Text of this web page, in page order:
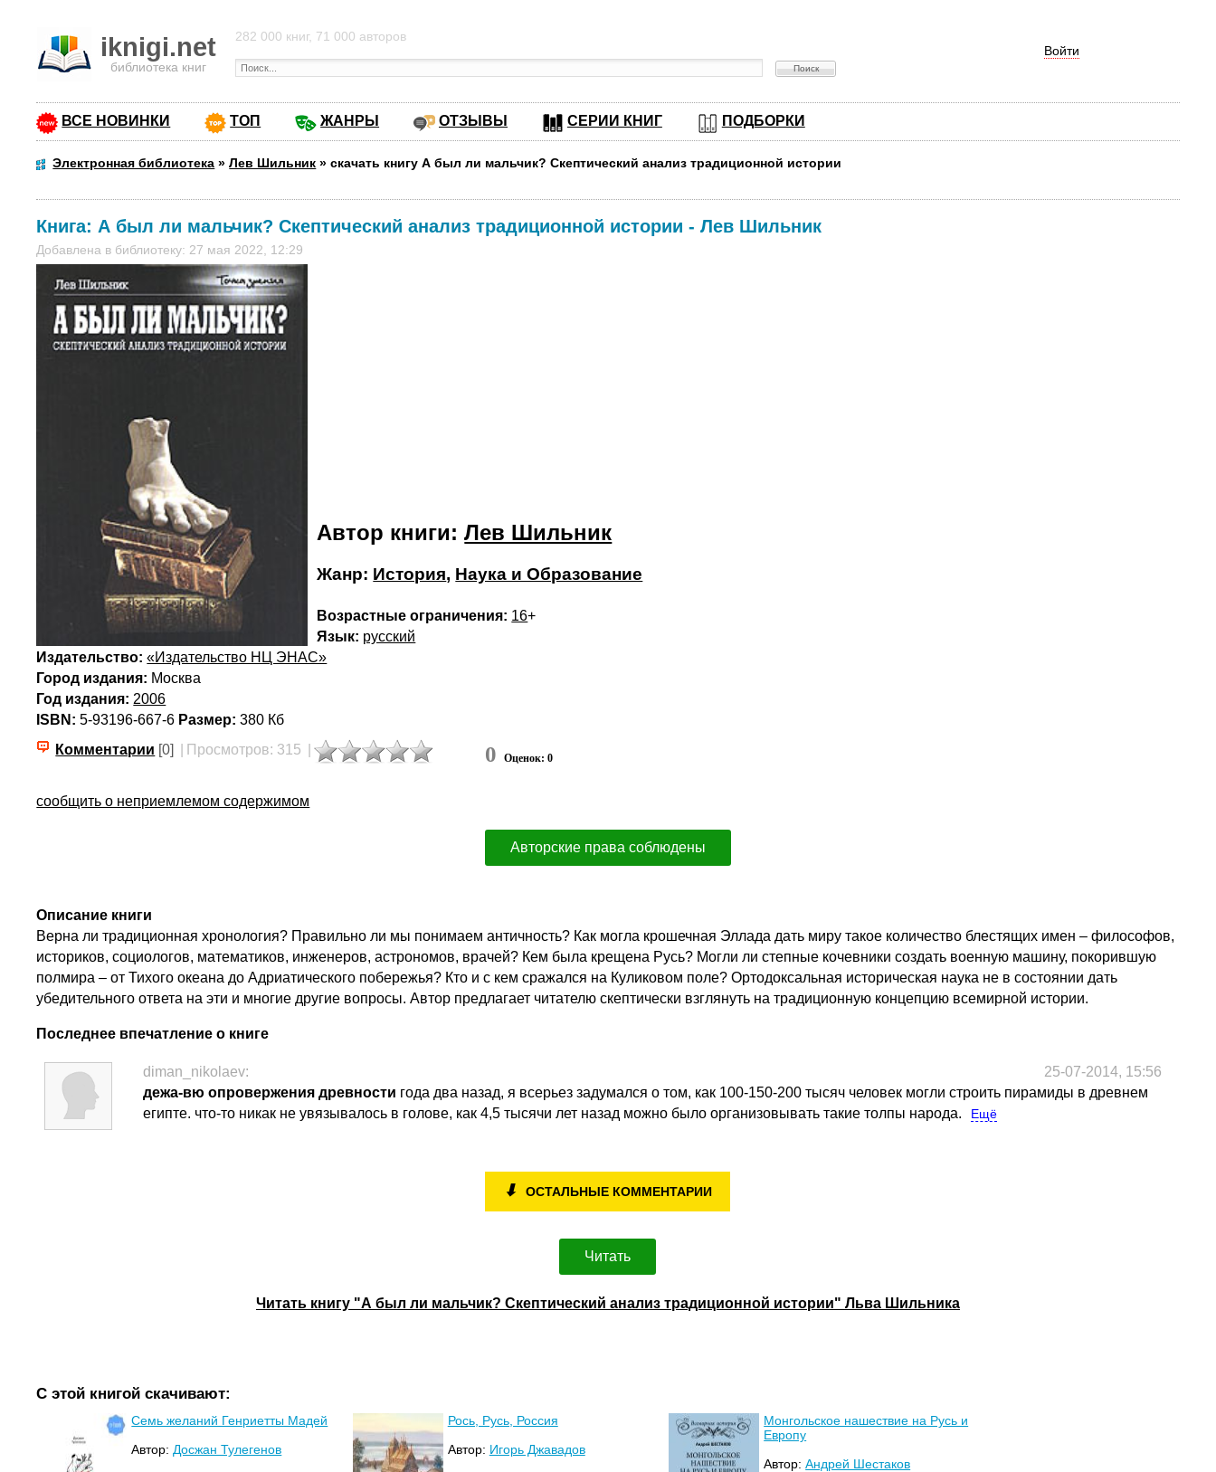
iknigi.net
библиотека книг
Войти
282 000 книг, 71 000 авторов
ВСЕ НОВИНКИ ТОП ЖАНРЫ ОТЗЫВЫ СЕРИИ КНИГ ПОДБОРКИ
Электронная библиотека »Лев Шильник »скачать книгу А был ли мальчик? Скептический анализ традиционной истории
Книга: А был ли мальчик? Скептический анализ традиционной истории -Лев Шильник
Добавлена в библиотеку: 27 мая 2022, 12:29
Автор книги:Лев Шильник
Жанр: История, Наука и Образование
Возрастные ограничения: 16+
Язык: русский
Издательство: «Издательство НЦ ЭНАС»
Город издания: Москва
Год издания: 2006
ISBN: 5-93196-667-6 Размер: 380 Кб
Комментарии [0] Просмотров: 315 0 Оценок: 0
сообщить о неприемлемом содержимом
Авторские права соблюдены
Описание книги
Верна ли традиционная хронология? Правильно ли мы понимаем античность? Как могла крошечная Эллада дать миру такое количество блестящих имен – философов,
историков, социологов, математиков, инженеров, астрономов, врачей? Кем была крещена Русь? Могли ли степные кочевники создать военную машину, покорившую
полмира – от Тихого океана до Адриатического побережья? Кто и с кем сражался на Куликовом поле? Ортодоксальная историческая наука не в состоянии дать
убедительного ответа на эти и многие другие вопросы. Автор предлагает читателю скептически взглянуть на традиционную концепцию всемирной истории.
Последнее впечатление о книге
diman_nikolaev:
25-07-2014, 15:56
дежа-вю опровержения древности года два назад, я всерьез задумался о том, как 100-150-200 тысяч человек могли строить пирамиды в древнем
египте. что-то никак не увязывалось в голове, как 4,5 тысячи лет назад можно было организовывать такие толпы народа.
Ещё
⬇ ОСТАЛЬНЫЕ КОММЕНТАРИИ
Читать
Читать книгу "А был ли мальчик? Скептический анализ традиционной истории" Льва Шильника
С этой книгой скачивают:
Семь желаний Генриетты Мадей
Автор: Досжан Тулегенов
Рось, Русь, Россия
Автор: Игорь Джавадов
Монгольское нашествие на Русь и
Европу
Автор:Андрей Шестаков